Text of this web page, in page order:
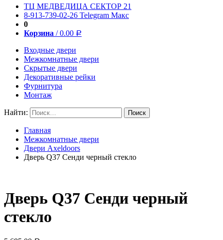
ТЦ МЕДВЕДИЦА СЕКТОР 21
8-913-739-02-26 Telegram Макс
0
Корзина /0.00 Р
Входные двери
Межкомнатные двери
Скрытые двери
Декоративные рейки
Фурнитура
Монтаж
Найти:
Главная
Межкомнатные двери
Двери Axeldoors
Дверь Q37 Сенди черный стекло
Дверь Q37 Сенди черный
стекло